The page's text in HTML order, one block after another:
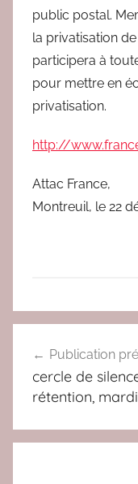
public postal.
la privatisation
participera à
pour mettre en
privatisation.
http://
Attac France,
Montreuil, le 22
a
s
s
de
l’article
Publication
cercle de
rétention,